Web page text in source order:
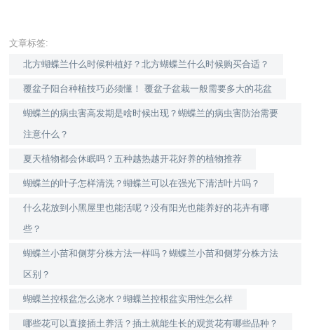
文章标签:
北方蝴蝶兰什么时候种植好？北方蝴蝶兰什么时候购买合适？
覆盆子阳台种植技巧必须懂！ 覆盆子盆栽一般需要多大的花盆
蝴蝶兰的病虫害高发期是啥时候出现？蝴蝶兰的病虫害防治需要
注意什么？
夏天植物都会休眠吗？五种越热越开花好养的植物推荐
蝴蝶兰的叶子怎样清洗？蝴蝶兰可以在强光下清洁叶片吗？
什么花放到小黑屋里也能活呢？没有阳光也能养好的花卉有哪
些？
蝴蝶兰小苗和侧芽分株方法一样吗？蝴蝶兰小苗和侧芽分株方法
区别？
蝴蝶兰控根盆怎么浇水？蝴蝶兰控根盆实用性怎么样
哪些花可以直接插土养活？插土就能生长的观赏花有哪些品种？